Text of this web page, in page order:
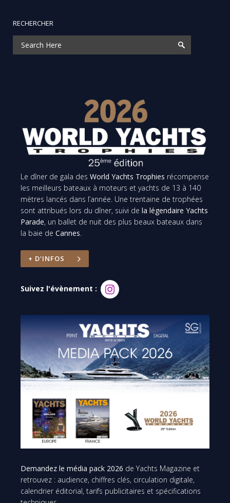
RECHERCHER
Le dîner de gala des World Yachts Trophies récompense
les meilleurs bateaux à moteurs et yachts de 13 à 140
mètres lancés dans l’année. Une trentaine de trophées
sont attribués lors du dîner, suivi de la légendaire Yachts
Parade, un ballet de nuit des plus beaux bateaux dans
la baie de Cannes.
+ D'INFOS
Suivez l'évènement :
Demandez le média pack 2026 de Yachts Magazine et
retrouvez : audience, chiffres clés, circulation digitale,
calendrier éditorial, tarifs publicitaires et spécifications